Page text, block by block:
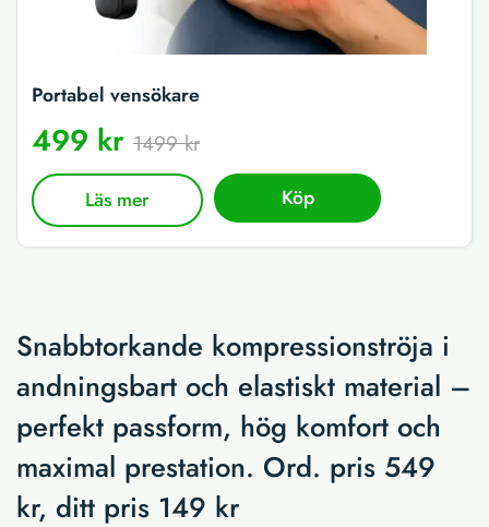
Portabel vensökare
499 kr 1499 kr
Läs mer Köp
Snabbtorkande kompressionströja i
andningsbart och elastiskt material –
perfekt passform, hög komfort och
maximal prestation. Ord. pris 549
kr, ditt pris 149 kr